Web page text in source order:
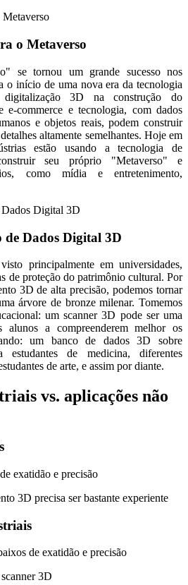
o Metaverso
se tornou um grande sucesso nos
o início de uma nova era da tecnologia
3D na construção do
e-commerce e tecnologia, com dados
e objetos reais, podem construir
altamente semelhantes. Hoje em
estão usando a tecnologia de
seu próprio "Metaverso" e
como mídia e entretenimento,
de Dados Digital 3D
principalmente em universidades,
de proteção do patrimônio cultural. Por
3D de alta precisão, podemos tornar
árvore de bronze milenar. Tomemos
um scanner 3D pode ser uma
alunos a compreenderem melhor os
um banco de dados 3D sobre
estudantes de medicina, diferentes
de arte, e assim por diante.
vs. aplicações não
exatidão e precisão
3D precisa ser bastante experiente
de exatidão e precisão
3D